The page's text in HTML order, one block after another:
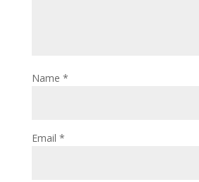
Name *
Email *